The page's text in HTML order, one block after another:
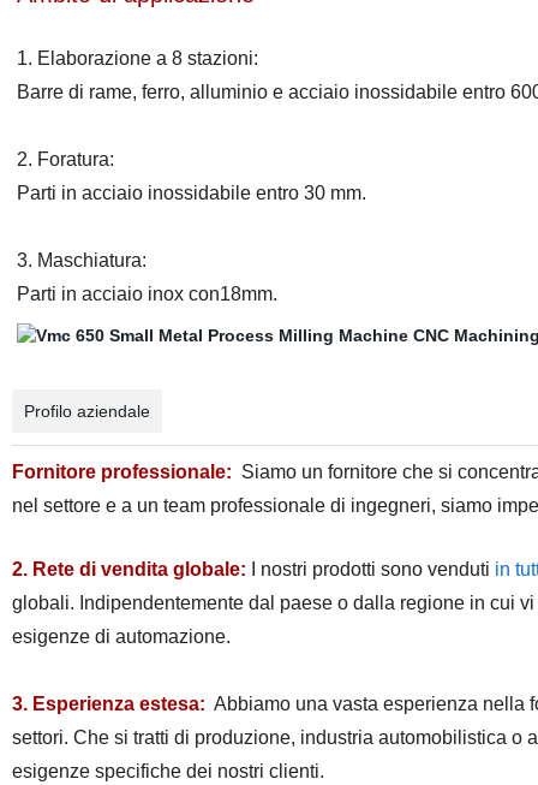
1. Elaborazione a 8 stazioni:
Barre di rame, ferro, alluminio e acciaio inossidabile entro
2. Foratura:
Parti in acciaio inossidabile entro 30 mm.
3. Maschiatura:
Parti in acciaio inox con18mm.
Profilo aziendale
Fornitore professionale: Siamo un fornitore che si
nel settore e a un team professionale di ingegneri, siamo
2. Rete di vendita globale: I nostri prodotti sono venduti in
globali. Indipendentemente dal paese o dalla regione in cui
esigenze di automazione.
3. Esperienza estesa: Abbiamo una vasta esperienza nella
settori. Che si tratti di produzione, industria automobilistica
esigenze specifiche dei nostri clienti.